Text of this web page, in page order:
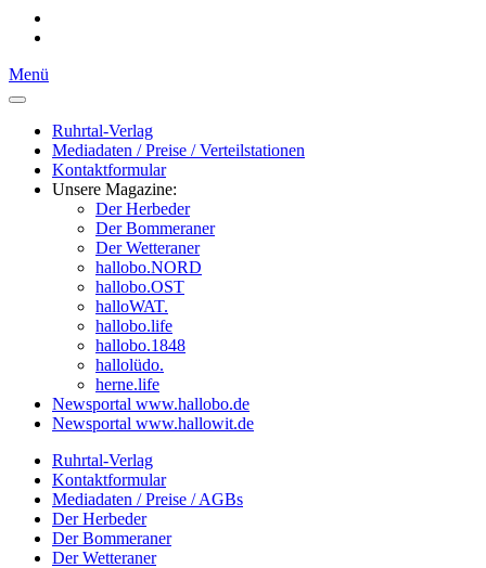
Menü
Ruhrtal-Verlag
Mediadaten / Preise / Verteilstationen
Kontaktformular
Unsere Magazine:
Der Herbeder
Der Bommeraner
Der Wetteraner
hallobo.NORD
hallobo.OST
halloWAT.
hallobo.life
hallobo.1848
hallolüdo.
herne.life
Newsportal www.hallobo.de
Newsportal www.hallowit.de
Ruhrtal-Verlag
Kontaktformular
Mediadaten / Preise / AGBs
Der Herbeder
Der Bommeraner
Der Wetteraner